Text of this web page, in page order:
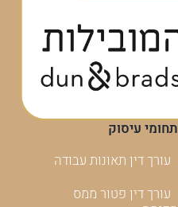
תחומי עיסוק
עורך דין תאונות עבודה
עורך דין פטור ממס